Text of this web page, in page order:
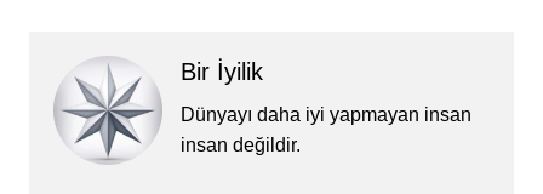
Bir İyilik
Dünyayı daha iyi yapmayan insan
insan değildir.